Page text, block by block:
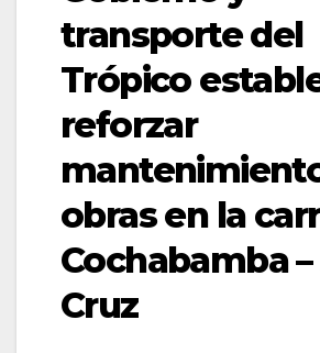
transporte del
Trópico
reforzar
obras en la
Cochabamba
Cruz